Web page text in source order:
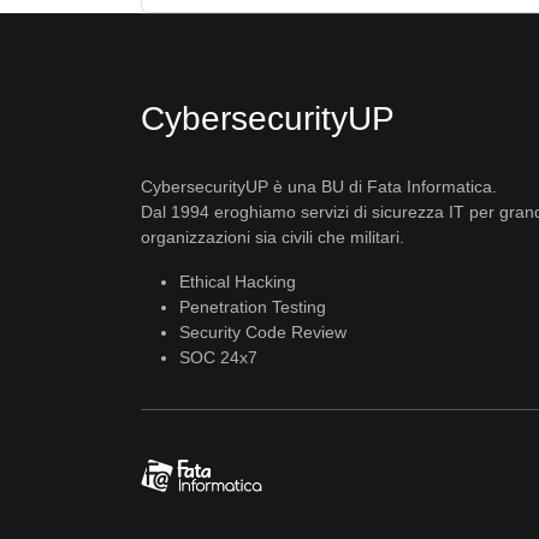
CybersecurityUP
CybersecurityUP è una BU di Fata Informatica.
Dal 1994 eroghiamo servizi di sicurezza IT per
organizzazioni sia civili che militari.
Ethical Hacking
Penetration Testing
Security Code Review
SOC 24x7